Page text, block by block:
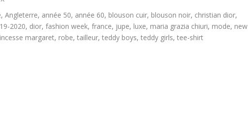
, Angleterre, année 50, année 60, blouson cuir, blouson noir, christian dior,
2020, dior, fashion week, france, jupe, luxe, maria grazia chiuri, mode, new
margaret, robe, tailleur, teddy boys, teddy girls, tee-shirt